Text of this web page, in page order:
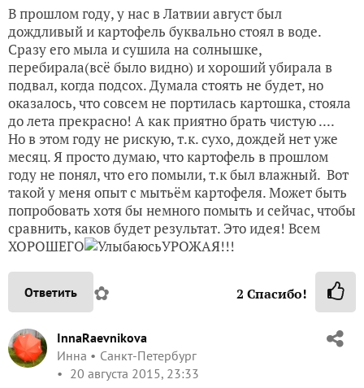
В прошлом году, у нас в Латвии август был
дождливый и картофель буквально стоял в воде.
Сразу его мыла и сушила на солнышке,
перебирала(всё было видно) и хороший убирала в
подвал, когда подсох. Думала стоять не будет, но
оказалось, что совсем не портилась картошка, стояла
до лета прекрасно! А как приятно брать чистую ....
Но в этом году не рискую, т.к. сухо, дождей нет уже
месяц. Я просто думаю, что картофель в прошлом
году не понял, что его помыли, т.к был влажный. Вот
такой у меня опыт с мытьём картофеля. Может быть
попробовать хотя бы немного помыть и сейчас, чтобы
сравнить, каков будет результат. Это идея! Всем
ХОРОШЕГО
УРОЖАЯ!!!
Ответить ✿ 2 Спасибо!
InnaRaevnikova
Инна
Санкт-Петербург
20 августа 2015, 23:33